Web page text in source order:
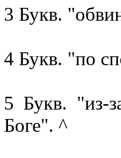
3 Букв.
4 Букв. "по
5 Букв. "из-
Боге". ^